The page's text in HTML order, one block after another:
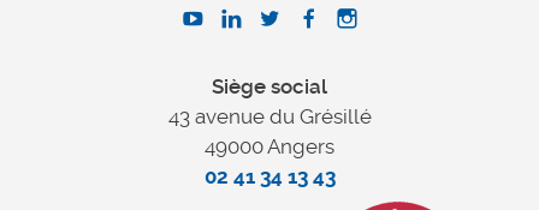
Siège social
43 avenue du Grésillé
49000 Angers
02 41 34 13 43